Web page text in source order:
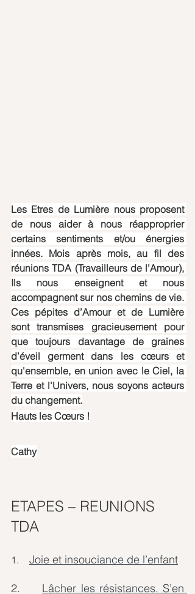
Les Etres de Lumière nous proposent
de nous aider à nous réapproprier
certains sentiments et/ou énergies
innées. Mois après mois, au fil des
réunions TDA (Travailleurs de l’Amour),
Ils nous enseignent et nous
accompagnent sur nos chemins de vie.
Ces pépites d’Amour et de Lumière
sont transmises gracieusement pour
que toujours davantage de graines
d’éveil germent dans les cœurs et
qu'ensemble, en union avec le Ciel, la
Terre et l'Univers, nous soyons acteurs
du changement.
Hauts les Cœurs !
Cathy
ETAPES – REUNIONS
TDA
1. Joie et insouciance de l’enfant
2. Lâcher les résistances. S’en